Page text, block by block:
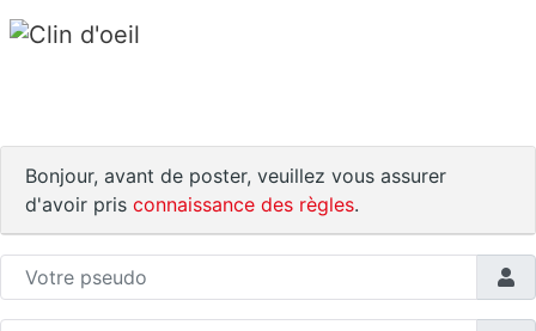
Bonjour, avant de poster, veuillez vous assurer
d'avoir pris connaissance des règles.